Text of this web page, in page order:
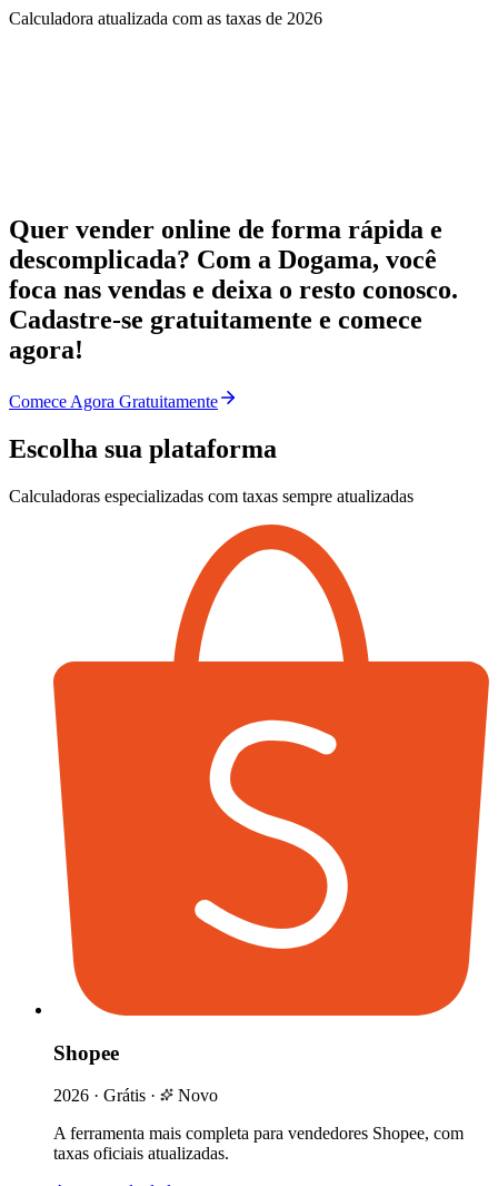
Calculadora atualizada com as taxas de 2026
Quer vender online de forma rápida e
descomplicada? Com a Dogama, você
foca nas vendas e deixa o resto conosco.
Cadastre-se gratuitamente e comece
agora!
Comece Agora Gratuitamente
Escolha sua plataforma
Calculadoras especializadas com taxas sempre atualizadas
Shopee
2026 · Grátis ·
Novo
A ferramenta mais completa para vendedores Shopee, com
taxas oficiais atualizadas.